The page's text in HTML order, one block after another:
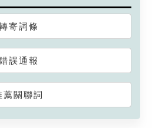
寄詞條
誤通報
薦關聯詞